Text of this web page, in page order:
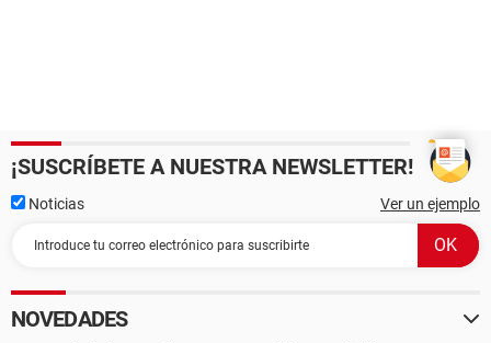
¡SUSCRÍBETE A NUESTRA NEWSLETTER!
Noticias Ver un ejemplo
NOVEDADES